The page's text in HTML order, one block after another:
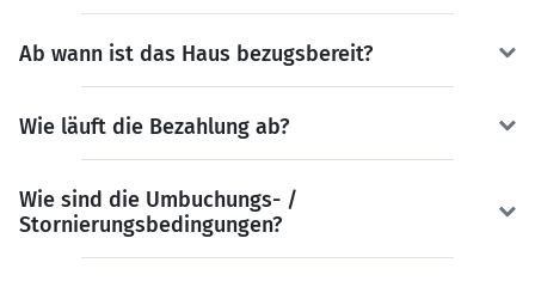
Ab wann ist das Haus bezugsbereit?
Wie läuft die Bezahlung ab?
Wie sind die Umbuchungs- /
Stornierungsbedingungen?